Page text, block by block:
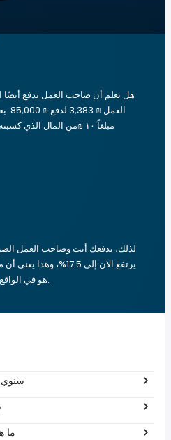
هل تعلم أن صاحب العمل يدفع
يرتفع الآن إلى 17.5%،
هو في الواقع 3.3% أعلى من ما بدا في البداية.
₪
ما